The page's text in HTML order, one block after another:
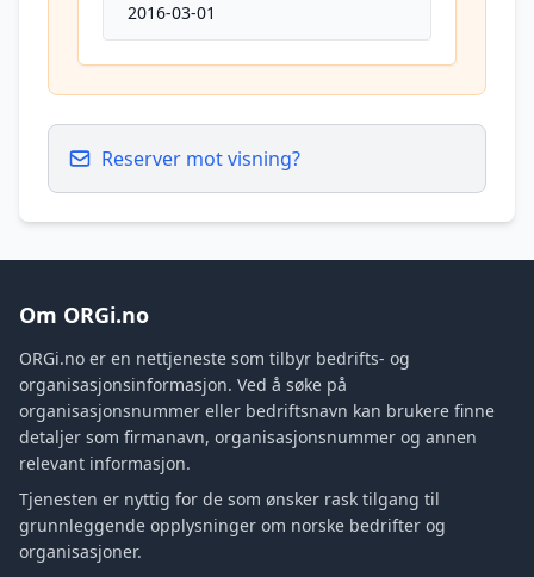
2016-03-01
Reserver mot visning?
Om ORGi.no
ORGi.no er en nettjeneste som tilbyr bedrifts- og
organisasjonsinformasjon. Ved å søke på
organisasjonsnummer eller bedriftsnavn kan brukere finne
detaljer som firmanavn, organisasjonsnummer og annen
relevant informasjon.
Tjenesten er nyttig for de som ønsker rask tilgang til
grunnleggende opplysninger om norske bedrifter og
organisasjoner.